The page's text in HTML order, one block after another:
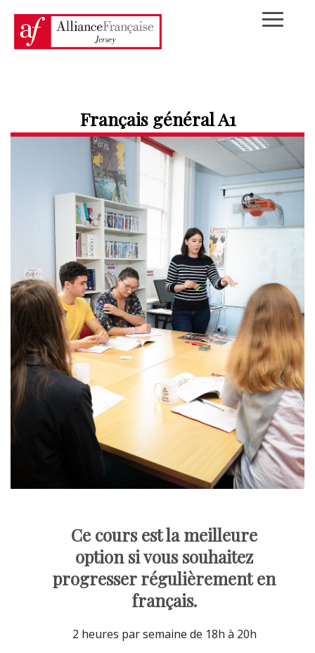
Français général A1
Ce cours est la meilleure
option si vous souhaitez
progresser régulièrement en
français.
2 heures par semaine de 18h à 20h